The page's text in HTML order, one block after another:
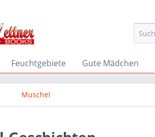
Feuchtgebiete Gute Mädchen
Muschel